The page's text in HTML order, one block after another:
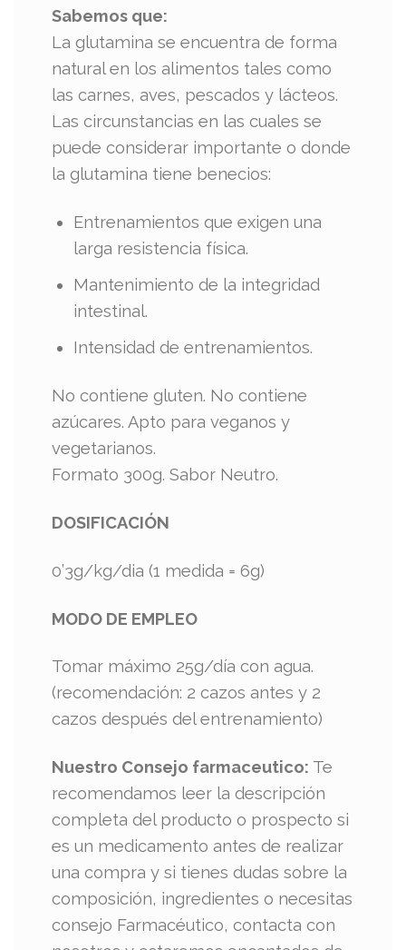
Sabemos que:
La glutamina se encuentra de forma
natural en los alimentos tales como
las carnes, aves, pescados y lácteos.
Las circunstancias en las cuales se
puede considerar importante o donde
la glutamina tiene benecios:
Entrenamientos que exigen una
larga resistencia física.
Mantenimiento de la integridad
intestinal.
Intensidad de entrenamientos.
No contiene gluten. No contiene
azúcares. Apto para veganos y
vegetarianos.
Formato 300g. Sabor Neutro.
DOSIFICACIÓN
0’3g/kg/dia (1 medida = 6g)
MODO DE EMPLEO
Tomar máximo 25g/día con agua.
(recomendación: 2 cazos antes y 2
cazos después del entrenamiento)
Nuestro Consejo farmaceutico: Te
recomendamos leer la descripción
completa del producto o prospecto si
es un medicamento antes de realizar
una compra y si tienes dudas sobre la
composición, ingredientes o necesitas
consejo Farmacéutico, contacta con